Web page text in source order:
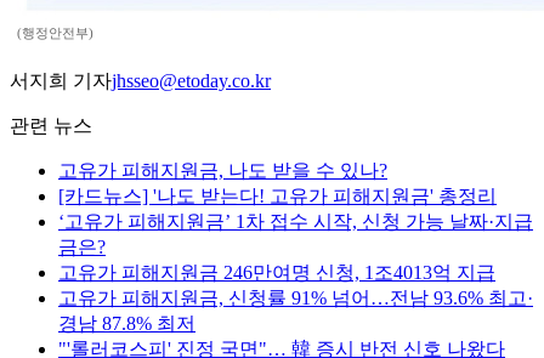
(행정안전부)
서지희 기자jhsseo@etoday.co.kr
관련 뉴스
고유가 피해지원금, 나도 받을 수 있나?
[카드뉴스] '나도 받는다! 고유가 피해지원금' 총정리
‘고유가 피해지원금’ 1차 접수 시작, 신청 가능 날짜·지급
금은?
고유가 피해지원금 246만여명 신청, 1조4013억 지급
고유가 피해지원금, 신청률 91% 넘어…전남 93.6% 최고·
경남 87.8% 최저
"'롤러코스피' 진정 국면"… 韓 증시 반전 신호 나왔다